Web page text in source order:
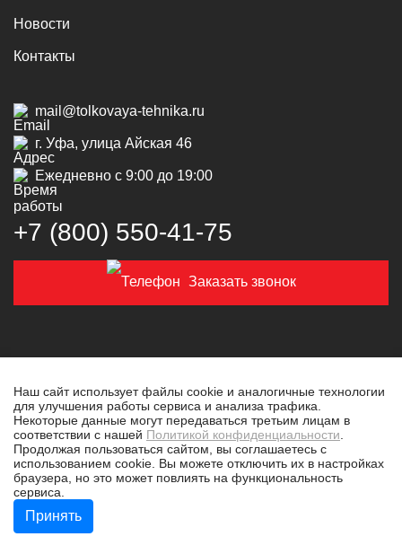
Новости
Контакты
mail@tolkovaya-tehnika.ru
г. Уфа, улица Айская 46
Ежедневно с 9:00 до 19:00
+7 (800) 550‑41‑75
Заказать звонок
© 2019-2026 Толковая техника
Политика конфиденциальности
Разработано в tim-marketing.ru
Наш сайт использует файлы cookie и аналогичные технологии
для улучшения работы сервиса и анализа трафика.
Некоторые данные могут передаваться третьим лицам в
соответствии с нашей Политикой конфиденциальности
Продолжая пользоваться сайтом, вы соглашаетесь с
использованием cookie. Вы можете отключить их в настройках
браузера, но это может повлиять на функциональность
сервиса.
Принять